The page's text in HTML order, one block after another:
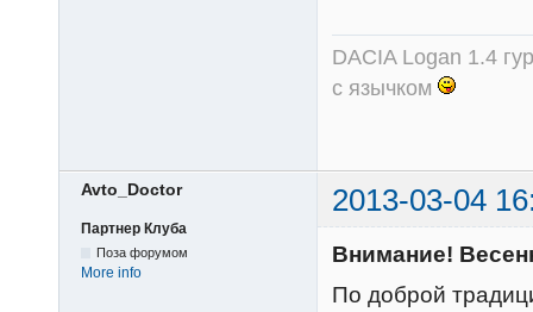
DACIA Logan 1.4
с язычком
Avto_Doctor 2013-03-04
Партнер Клуба
Поза форумом
More info
Внимание!
По доброй